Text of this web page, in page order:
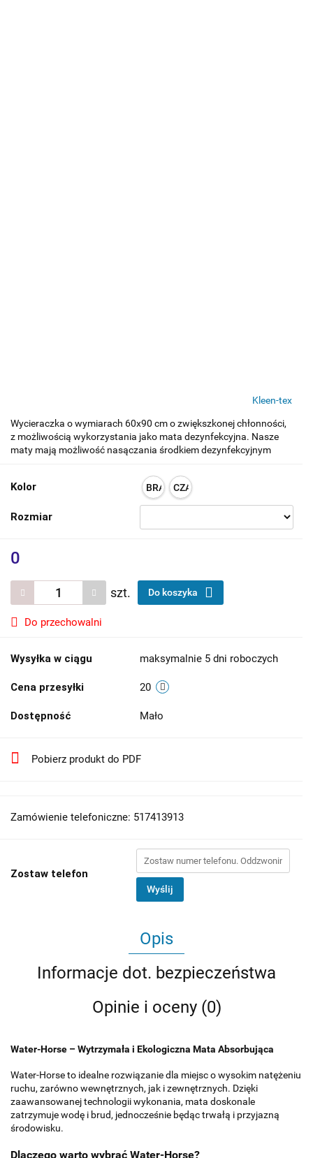
Kleen-tex
Wycieraczka o wymiarach 60x90 cm o zwiększkonej chłonności,
z możliwością wykorzystania jako mata dezynfekcyjna. Nasze
maty mają możliwość nasączania środkiem dezynfekcyjnym
Kolor BRĄZOWY
CZARNY
Rozmiar
0
szt. Do koszyka
Do przechowalni
Wysyłka w ciągu maksymalnie 5 dni roboczych
Cena przesyłki 20
Dostępność Mało
Pobierz produkt do PDF
Zamówienie telefoniczne: 517413913
Zostaw telefon
Wyślij
Opis
Informacje dot. bezpieczeństwa
Opinie i oceny (0)
Water-Horse – Wytrzymała i Ekologiczna Mata Absorbująca
Water-Horse to idealne rozwiązanie dla miejsc o wysokim natężeniu
ruchu, zarówno wewnętrznych, jak i zewnętrznych. Dzięki
zaawansowanej technologii wykonania, mata doskonale
zatrzymuje wodę i brud, jednocześnie będąc trwałą i przyjazną
środowisku.
Dlaczego warto wybrać Water-Horse?